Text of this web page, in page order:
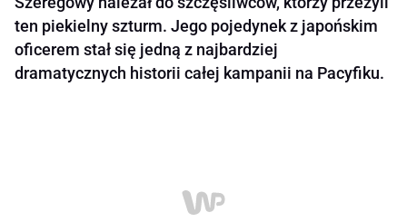
ten piekielny szturm. Jego pojedynek z japońskim
oficerem stał się jedną z najbardziej
dramatycznych historii całej kampanii na Pacyfiku.